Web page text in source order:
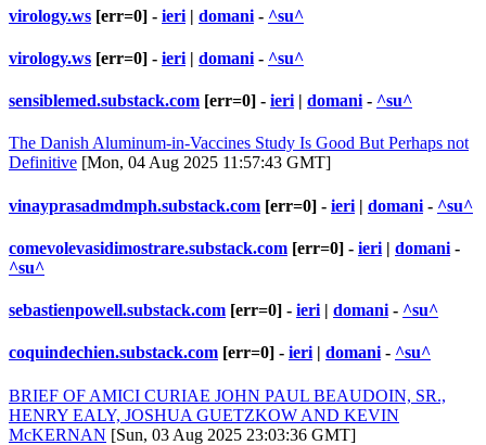
virology.ws [err=0] - ieri | domani - ^su^
virology.ws [err=0] - ieri | domani - ^su^
sensiblemed.substack.com [err=0] - ieri | domani - ^su^
The Danish Aluminum-in-Vaccines Study Is Good But Perhaps not
Definitive [Mon, 04 Aug 2025 11:57:43 GMT]
vinayprasadmdmph.substack.com [err=0] - ieri | domani - ^su^
comevolevasidimostrare.substack.com [err=0] - ieri | domani -
^su^
sebastienpowell.substack.com [err=0] - ieri | domani - ^su^
coquindechien.substack.com [err=0] - ieri| domani- ^su^
BRIEF OF AMICI CURIAE JOHN PAUL BEAUDOIN, SR.,
HENRY EALY, JOSHUA GUETZKOW AND KEVIN
McKERNAN [Sun, 03 Aug 2025 23:03:36 GMT]